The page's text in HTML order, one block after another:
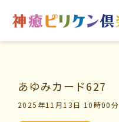
はじめての方へ
あゆみカード627
2025年11月13日 10時00分